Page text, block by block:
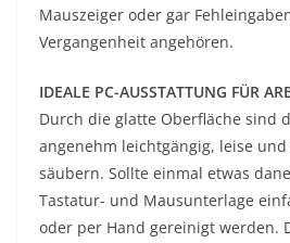
Mauszeiger oder gar
Vergangenheit angehören.
IDEALE PC-AUSSTATTUNG FÜR
Durch die glatte Oberfläche sind
angenehm leichtgängig, leise
säubern. Sollte einmal etwas
Tastatur- und Mausunterlage
oder per Hand gereinigt werden.